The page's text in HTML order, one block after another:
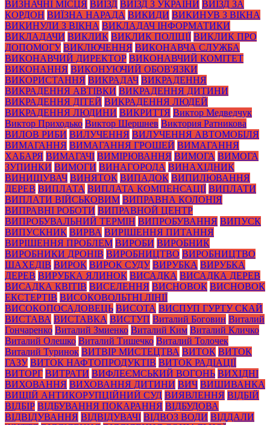
ВИЗНАЧНІ МІСЦЯ ВИЇЗД ВИЇЗД З УКРАЇНИ ВИЇЗД ЗА
КОРДОН ВИЇЗНА НАРАДА ВИКИДИ ВИКИНУВ З ВІКНА
ВИКИНУЛИ З ВІКНА ВИКЛАДАЧ ІНФОРМАТИКИ
ВИКЛАДАЧИ ВИКЛИК ВИКЛИК ПОЛІЦІЇ ВИКЛИК ПРО
ДОПОМОГУ ВИКЛЮЧЕННЯ ВИКОНАВЧА СЛУЖБА
ВИКОНАВЧИЙ ДИРЕКТОР ВИКОНАВЧИЙ КОМІТЕТ
ВИКОНАННЯ ВИКОНУЮЧИЙ ОБОВ'ЯЗКИ
ВИКОРИСТАННЯ ВИКРАДАЧ ВИКРАДЕННЯ
ВИКРАДЕННЯ АВТІВКИ ВИКРАДЕННЯ ДИТИНИ
ВИКРАДЕННЯ ДІТЕЙ ВИКРАДЕННЯ ЛЮДЕЙ
ВИКРАДЕННЯ ЛЮДИНИ ВИКРИТТЯ Виктор Медведчук
Виктор Приходько Виктор Шершнев Виктория Ратникова
ВИЛОВ РИБИ ВИЛУЧЕННЯ ВИЛУЧЕННЯ АВТОМОБІЛЯ
ВИМАГАННЯ ВИМАГАННЯ ГРОШЕЙ ВИМАГАННЯ
ХАБАРЯ ВИМАГАЧІ ВИМІРЮВАННЯ ВИМОГА ВИМОГА
ЗУПИНКИ ВИМОГИ ВИНАГОРОДА ВИНАХІДНИК
ВИНИЩУВАЧ ВИНЯТОК ВИПАДОК ВИПИЛЮВАННЯ
ДЕРЕВ ВИПЛАТА ВИПЛАТА КОМПЕНСАЦІЇ ВИПЛАТИ
ВИПЛАТИ ВІЙСЬКОВИМ ВИПРАВНА КОЛОНІЯ
ВИПРАВНІ РОБОТИ ВИПРАВНОЙ ЦЕНТР
ВИПРОБУВАЛЬНИЙ ТЕРМІН ВИПРОБУВАННЯ ВИПУСК
ВИПУСКНИК ВИРВА ВИРІШЕННЯ ПИТАННЯ
ВИРІШЕННЯ ПРОБЛЕМ ВИРОБИ ВИРОБНИК
ВИРОБНИКИ ДРОНІВ ВИРОБНИЦТВО ВИРОБНИЦТВО
ШАХЕДІВ ВИРОК ВИРОК СУДУ ВИРУБКА ВИРУБКА
ДЕРЕВ ВИРУБКА ЯЛИНОК ВИСАДКА ВИСАДКА ДЕРЕВ
ВИСАДКА КВІТІВ ВИСЕЛЕННЯ ВИСНОВОК ВИСНОВОК
ЕКСТЕРТІВ ВИСОКОВОЛЬТНІ ЛІНІЇ
ВИСОКОПОСАДОВЕЦЬ ВИСОТА ВИСПУП ГУРТУ СКАЙ
ВИСТАВА ВИСТАВКА ВИСТУП Виталий Боговин Виталий
Гончаренко Виталий Змиенко Виталий Ким Виталий Кличко
Виталий Олешко Виталий Тишечко Виталий Толочек
Виталий Туринок ВИТВІР МИСТЕЦТВА ВИТОК ВИТОК
ГАЗУ ВИТОК НАФТОПРОДУКТІВ ВИТОК РАДІАЦІЇ
ВИТОРГ ВИТРАТИ ВИФЛЕЄМСЬКИЙ ВОГОНЬ ВИХІДНІ
ВИХОВАННЯ ВИХОВАННЯ ДИТИНИ ВИЧ ВИШИВАНКА
ВИЩІЙ АНТИКОРУПЦІЙНИЙ СУД ВИЯВЛЕННЯ ВІДБІЙ
ВІДБІР ВІДБУВАННЯ ПОКАРАННЯ ВІДБУДОВА
ВІДВІДУВАННЯ ВІДВІДУВАЧІ ВІДВОЗ ВОДИ ВІДДАЛИ